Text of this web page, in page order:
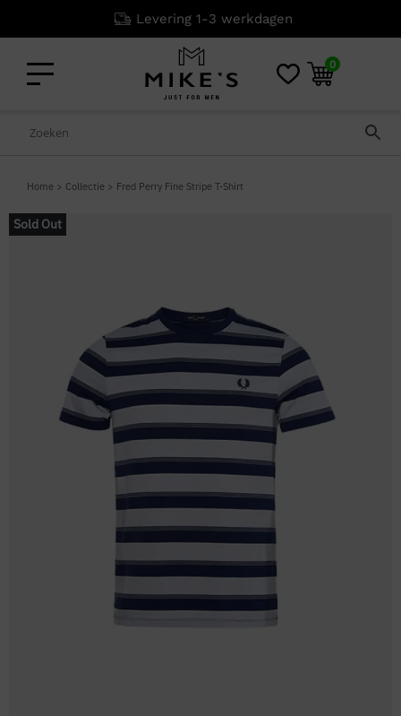
Levering 1-3 werkdagen
0
Home > Collectie > Fred Perry Fine Stripe T-Shirt
Sold Out